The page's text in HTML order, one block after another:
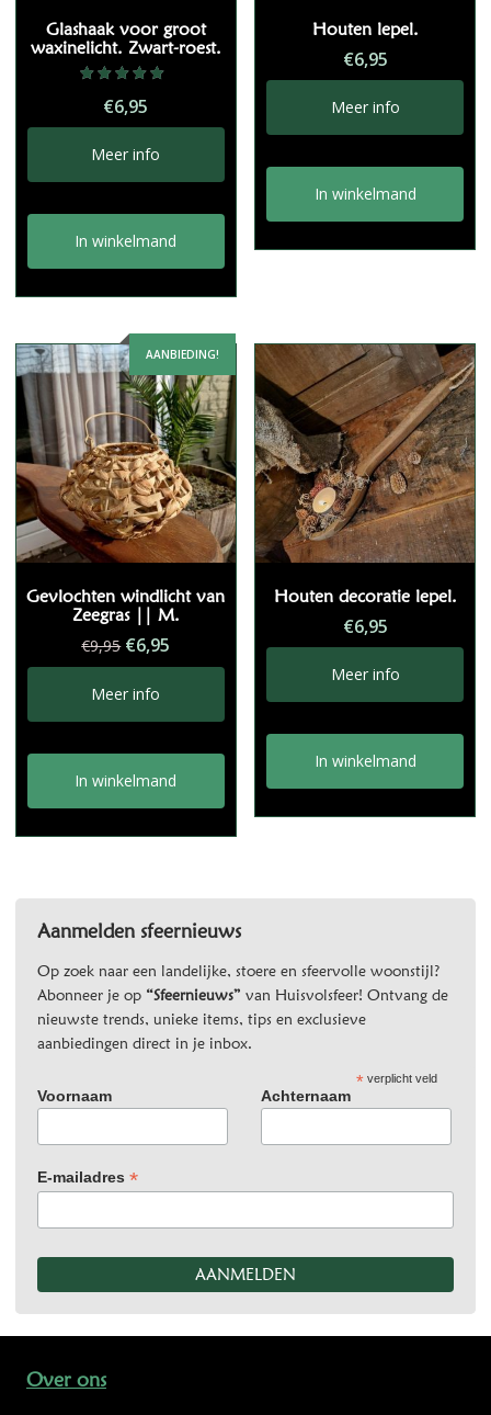
Glashaak voor groot
waxinelicht. Zwart-roest.
5.00
uit 5
€6,95
Meer info
In winkelmand
Houten lepel.
€6,95
Meer info
In winkelmand
AANBIEDING!
Gevlochten windlicht van
Zeegras || M.
€9,95 Oorspronkelijke
prijs
was:
€9,95.
€6,95
prijs
€6,95.
Meer info
In winkelmand
Houten decoratie lepel.
€6,95
Meer info
In winkelmand
Aanmelden sfeernieuws
Op zoek naar een landelijke, stoere en sfeervolle woonstijl?
Abonneer je op “Sfeernieuws” van Huisvolsfeer! Ontvang de
nieuwste trends, unieke items, tips en exclusieve
aanbiedingen direct in je inbox.
*verplicht veld
Voornaam Achternaam
E-mailadres *
Over ons